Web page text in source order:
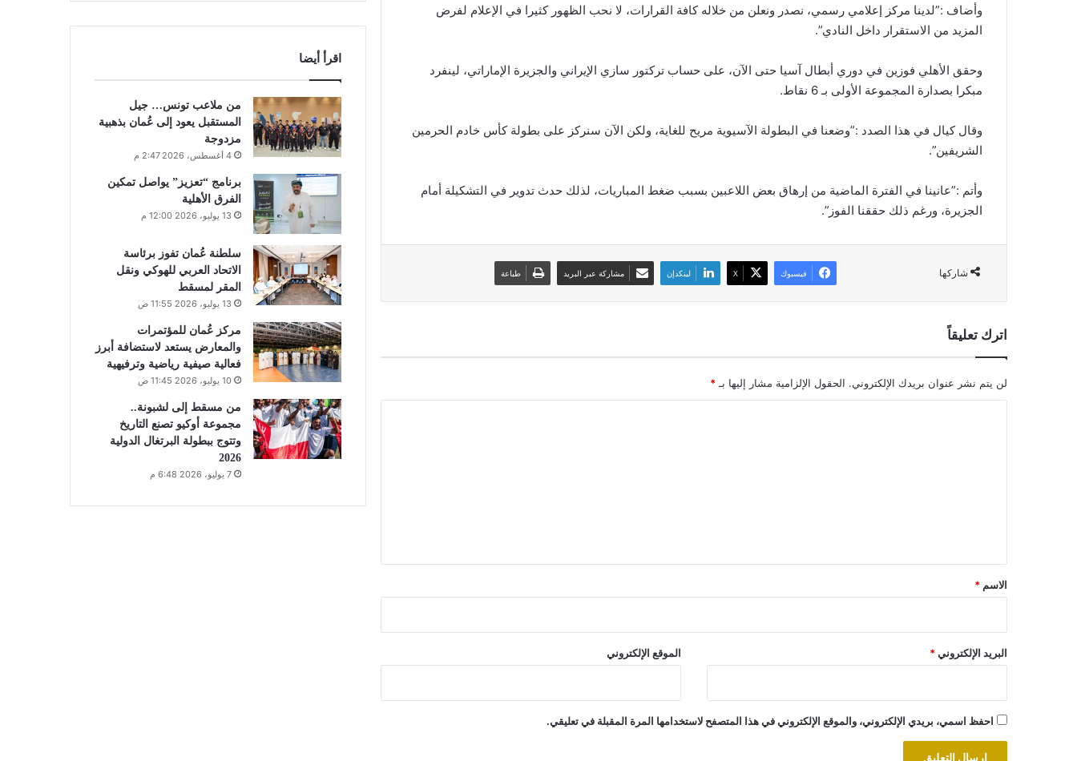
وأضاف :”لدينا مركز إعلامي رسمي، نصدر ونعلن من خلاله كافة القرارات، لا نحب الظهور كثيرا في الإعلام لفرض
المزيد من الاستقرار داخل النادي”.
وحقق الأهلي فوزين في دوري أبطال آسيا حتى الآن، على حساب تركتور سازي الإيراني والجزيرة الإماراتي، لينفرد
مبكرا بصدارة المجموعة الأولى بـ 6 نقاط.
وقال كيال في هذا الصدد :”وضعنا في البطولة الآسيوية مريح للغاية، ولكن الآن سنركز على بطولة كأس خادم الحرمين
الشريفين”.
وأتم :”عانينا في الفترة الماضية من إرهاق بعض اللاعبين بسبب ضغط المباريات، لذلك حدث تدوير في التشكيلة أمام
الجزيرة، ورغم ذلك حققنا الفوز”.
شاركها فيسبوك ‫X لينكدإن مشاركة عبر البريد طباعة
اترك تعليقاً
لن يتم نشر عنوان بريدك الإلكتروني. الحقول الإلزامية مشار إليها بـ *
*
الاسم *
البريد الإلكتروني* الموقع الإلكتروني
احفظ اسمي، بريدي الإلكتروني، والموقع الإلكتروني في هذا المتصفح لاستخدامها المرة المقبلة في تعليقي.
اقرأ أيضا
من ملاعب تونس… جيل
المستقبل يعود إلى عُمان بذهبية
مزدوجة
4 أغسطس، 2026 2:47 م
برنامج “تعزيز” يواصل تمكين
الفرق الأهلية
13 يوليو، 2026 12:00 م
سلطنة عُمان تفوز برئاسة
الاتحاد العربي للهوكي ونقل
المقر لمسقط
13 يوليو، 2026 11:55 ص
مركز عُمان للمؤتمرات
والمعارض يستعد لاستضافة أبرز
فعالية صيفية رياضية وترفيهية
10 يوليو، 2026 11:45 ص
من مسقط إلى لشبونة..
مجموعة أوكيو تصنع التاريخ
وتتوج ببطولة البرتغال الدولية
2026
7 يوليو، 2026 6:48 م